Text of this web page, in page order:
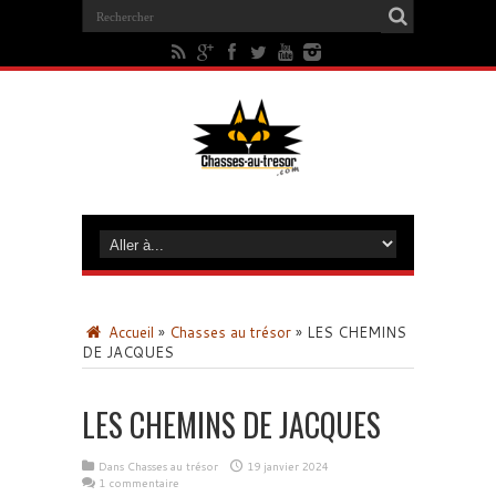
Accueil » Chasses au trésor » LES CHEMINS
DE JACQUES
LES CHEMINS DE JACQUES
Dans Chasses au trésor
19 janvier 2024
1 commentaire